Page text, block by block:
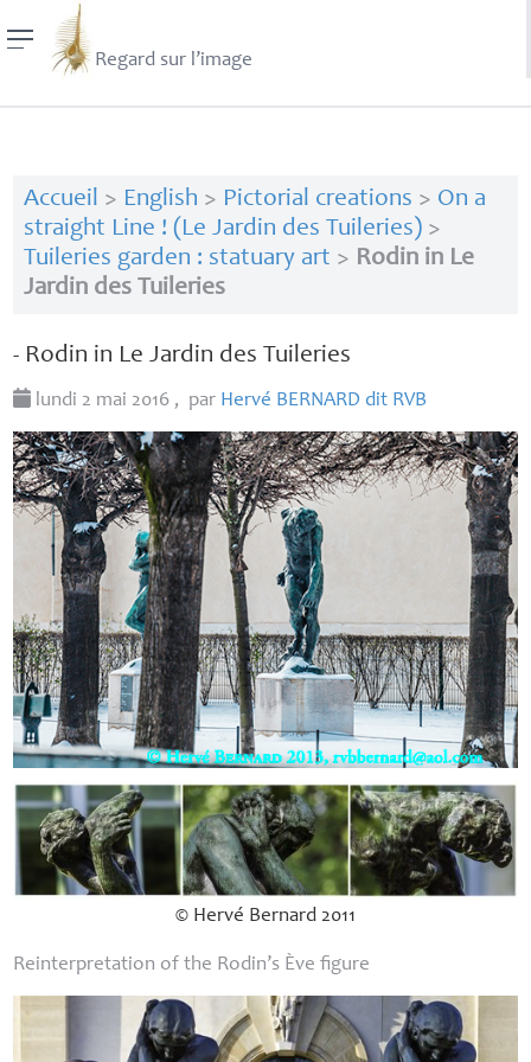
Regard sur l’image
Accueil > English > Pictorial creations > On a
straight Line ! (Le Jardin des Tuileries)>
Tuileries garden : statuary art > Rodin in Le
Jardin des Tuileries
- Rodin in Le Jardin des Tuileries
lundi 2 mai 2016 , par Hervé BERNARD dit RVB
© Hervé Bernard 2011
Reinterpretation of the Rodin’s Ève figure